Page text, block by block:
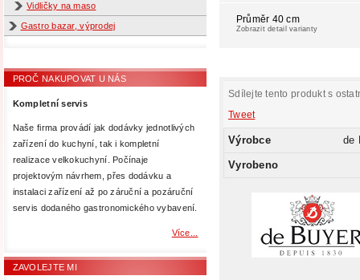
Vidličky na maso
Gastro bazar, výprodej
PROČ NAKUPOVAT U NÁS
Kompletní servis
Naše firma provádí jak dodávky jednotlivých
zařízení do kuchyní, tak i kompletní
realizace velkokuchyní. Počínaje
projektovým návrhem, přes dodávku a
instalaci zařízení až po záruční a pozáruční
servis dodaného gastronomického vybavení.
Více...
ZAVOLEJTE MI
Průměr 40 cm
Zobrazit detail varianty
Sdílejte tento produkt s
Tweet
Výrobce de
Vyrobeno